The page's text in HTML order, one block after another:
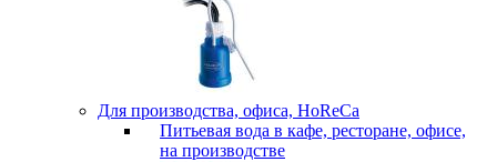
Для производства, офиса, HoReCa
Питьевая вода в кафе, ресторане, офисе,
на производстве